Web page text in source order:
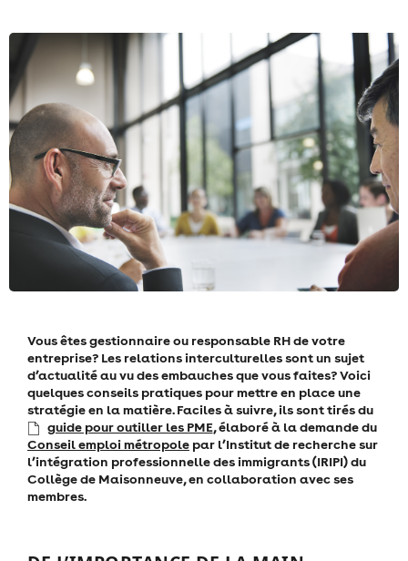
Vous êtes gestionnaire ou responsable RH de votre
entreprise? Les relations interculturelles sont un sujet
d’actualité au vu des embauches que vous faites? Voici
quelques conseils pratiques pour mettre en place une
stratégie en la matière. Faciles à suivre, ils sont tirés du
guide pour outiller les PME, élaboré à la demande du
Conseil emploi métropole par l’Institut de recherche sur
l’intégration professionnelle des immigrants (IRIPI) du
Collège de Maisonneuve, en collaboration avec ses
membres.